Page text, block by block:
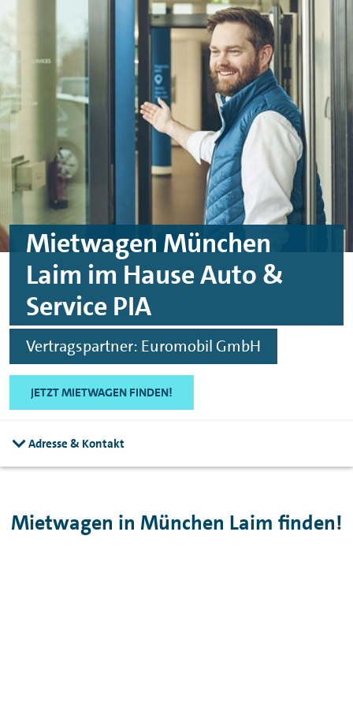
Skip to main content
Skip to footer
Mietwagen München
Laim im Hause Auto &
Service PIA
Vertragspartner: Euromobil GmbH
JETZT MIETWAGEN FINDEN!
Adresse & Kontakt
Mietwagen in München Laim finden!